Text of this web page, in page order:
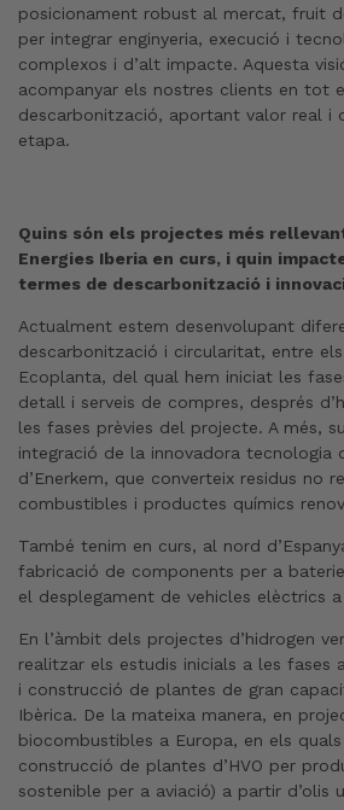
posicionament robust al mercat, fruit
per integrar enginyeria, execució i
complexos i d’alt impacte. Aquesta
acompanyar els nostres clients en tot
descarbonització, aportant valor real i
etapa.
Quins són els projectes més
Energies Iberia en curs, i quin
termes de descarbonització i
Actualment estem desenvolupant
descarbonització i circularitat, entre
Ecoplanta, del qual hem iniciat les
detall i serveis de compres, després
les fases prèvies del projecte. A més,
integració de la innovadora tecnologia
d’Enerkem, que converteix residus no
combustibles i productes químics
També tenim en curs, al nord
fabricació de components per a
el desplegament de vehicles elèctrics
En l’àmbit dels projectes d’hidrogen
realitzar els estudis inicials a les fases
i construcció de plantes de gran
Ibèrica. De la mateixa manera, en
biocombustibles a Europa, en els
construcció de plantes d’HVO per
sostenible per a aviació) a partir d’olis